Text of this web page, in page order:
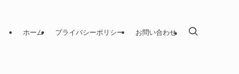
ホーム プライバシーポリシー お問い合わせ